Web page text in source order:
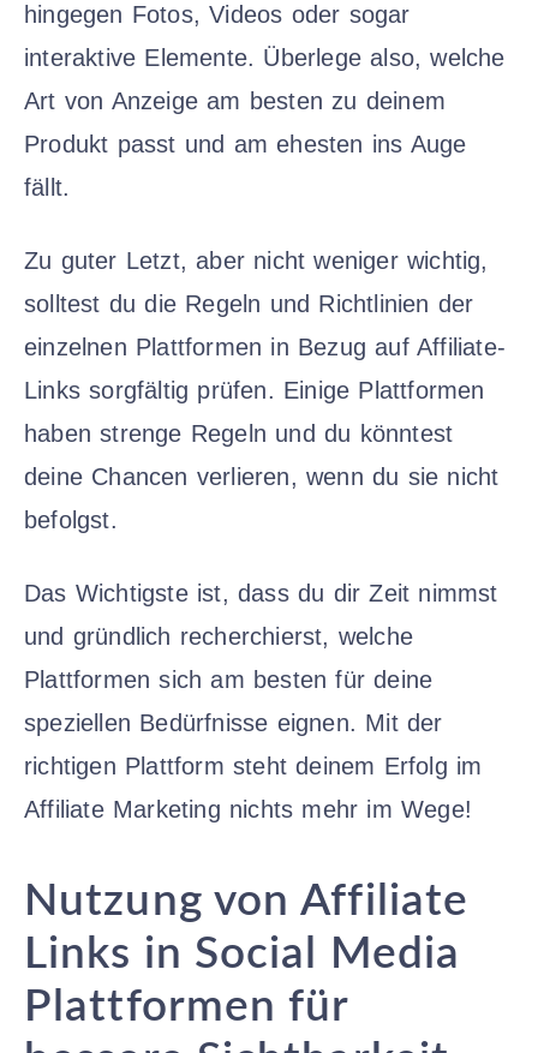
hingegen Fotos, Videos oder sogar
interaktive Elemente. Überlege also, welche
Art von Anzeige am besten zu deinem
Produkt passt und am ehesten ins Auge
fällt.
Zu guter Letzt, aber nicht weniger wichtig,
solltest du die Regeln und Richtlinien der
einzelnen Plattformen in Bezug auf Affiliate-
Links sorgfältig prüfen. Einige Plattformen
haben strenge Regeln und du könntest
deine Chancen verlieren, wenn du sie nicht
befolgst.
Das Wichtigste ist, dass du dir Zeit nimmst
und gründlich recherchierst, welche
Plattformen sich am besten für deine
speziellen Bedürfnisse eignen. Mit der
richtigen Plattform steht deinem Erfolg im
Affiliate Marketing nichts mehr im Wege!
Nutzung von Affiliate
Links in Social Media
Plattformen für